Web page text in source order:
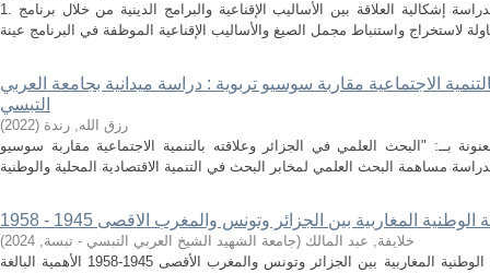
1. موضوع وإشكالية الدراسة: تناولت هذه الدراسة إشكالية العلاقة بين الأساليب الإقناعية والبرامج الدينية من خلال برنامج
الاجتماعية مقاربة سوسيو تربوية : دراسة ميدانية بجامعة العربي
التبسي
رزق الله, رندة (
2022
)
بــ: "البحث العلمي في الجزائر وعلاقته بالتنمية الاجتماعية مقاربة سوسيو
المغاربية بين الجزائر وتونس والمغرب الاقصى 1945 - 1958
خلايفة, عبد المالك (جامعة الشهيد الشيخ العربي التبسي - تبسة,
2024
)
يكتسي موضوع البعد الوحدوي في الحركة الوطنية المغاربية بين الجزائر وتونس والمغرب الأقصى 1945-1958 الأهمية البالغة